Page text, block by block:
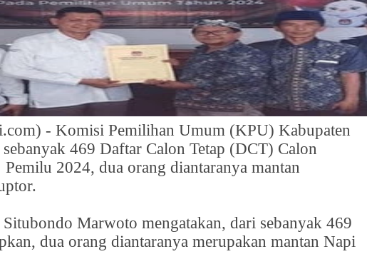
- Komisi Pemilihan Umum (KPU) Kabupaten
469 Daftar Calon Tetap (DCT) Calon
Pemilu 2024, dua orang diantaranya mantan
Marwoto mengatakan, dari sebanyak 469
dua orang diantaranya merupakan mantan Napi